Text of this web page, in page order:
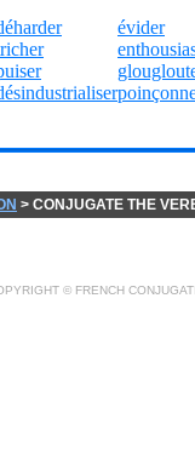
évider
> CONJUGATE THE
© FRENCH